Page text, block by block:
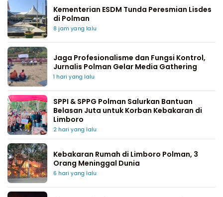
Kementerian ESDM Tunda Peresmian Lisdes
di Polman
8 jam yang lalu
Jaga Profesionalisme dan Fungsi Kontrol,
Jurnalis Polman Gelar Media Gathering
1 hari yang lalu
SPPI & SPPG Polman Salurkan Bantuan
Belasan Juta untuk Korban Kebakaran di
Limboro
2 hari yang lalu
Kebakaran Rumah di Limboro Polman, 3
Orang Meninggal Dunia
6 hari yang lalu